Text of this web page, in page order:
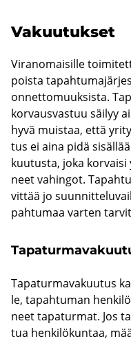
Va­kuu­tuk­set
Vi­ran­omai­sil­le
pois­ta
on­net­to­muuk­sis­ta.
kor­vaus­vas­tuu säi­lyy
hyvä muis­taa, että
tus ei aina pidä
kuu­tus­ta, joka
neet va­hin­got.
vit­tää jo
pah­tu­maa var­ten
Ta­pa­tur­ma­va­kuu­tus
le, ta­pah­tu­man
neet ta­pa­tur­mat. Jos
tua hen­ki­lö­kun­taa,